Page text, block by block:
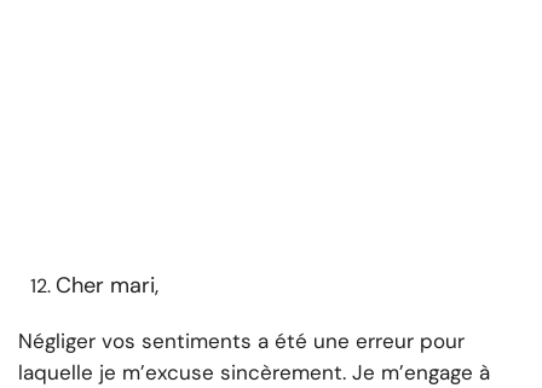
Cher mari,
Négliger vos sentiments a été une erreur pour
laquelle je m’excuse sincèrement. Je m’engage à